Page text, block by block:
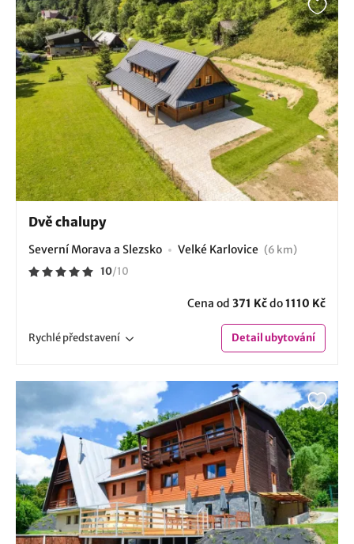
Dvě chalupy
Severní Morava a Slezsko Velké Karlovice (6 km)
10/10
Cena od 371 Kčdo1110 Kč
Rychlépředstavení Detailubytování